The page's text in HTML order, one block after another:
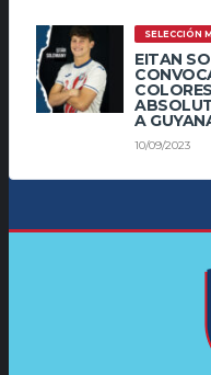
SELECCIÓN
EITAN
A
10/09/2023